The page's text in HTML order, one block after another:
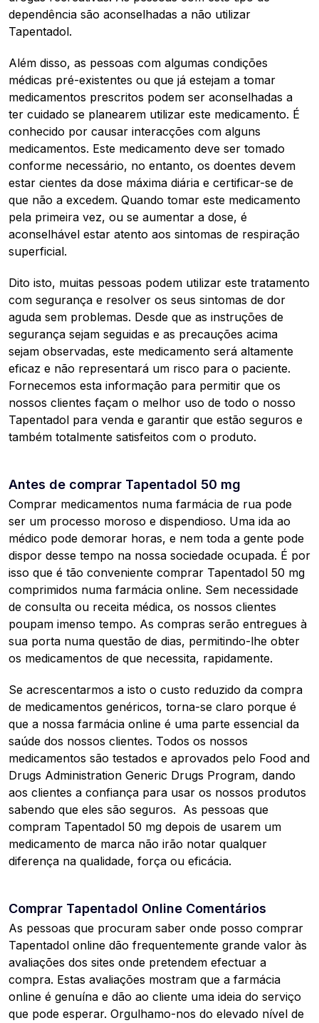
dependência são aconselhadas a não utilizar
Tapentadol.
Além disso, as pessoas com algumas condições
médicas pré-existentes ou que já estejam a tomar
medicamentos prescritos podem ser aconselhadas a
ter cuidado se planearem utilizar este medicamento. É
conhecido por causar interacções com alguns
medicamentos. Este medicamento deve ser tomado
conforme necessário, no entanto, os doentes devem
estar cientes da dose máxima diária e certificar-se de
que não a excedem. Quando tomar este medicamento
pela primeira vez, ou se aumentar a dose, é
aconselhável estar atento aos sintomas de respiração
superficial.
Dito isto, muitas pessoas podem utilizar este tratamento
com segurança e resolver os seus sintomas de dor
aguda sem problemas. Desde que as instruções de
segurança sejam seguidas e as precauções acima
sejam observadas, este medicamento será altamente
eficaz e não representará um risco para o paciente.
Fornecemos esta informação para permitir que os
nossos clientes façam o melhor uso de todo o nosso
Tapentadol para venda e garantir que estão seguros e
também totalmente satisfeitos com o produto.
Antes de comprar Tapentadol 50 mg
Comprar medicamentos numa farmácia de rua pode
ser um processo moroso e dispendioso. Uma ida ao
médico pode demorar horas, e nem toda a gente pode
dispor desse tempo na nossa sociedade ocupada. É por
isso que é tão conveniente comprar Tapentadol 50 mg
comprimidos numa farmácia online. Sem necessidade
de consulta ou receita médica, os nossos clientes
poupam imenso tempo. As compras serão entregues à
sua porta numa questão de dias, permitindo-lhe obter
os medicamentos de que necessita, rapidamente.
Se acrescentarmos a isto o custo reduzido da compra
de medicamentos genéricos, torna-se claro porque é
que a nossa farmácia online é uma parte essencial da
saúde dos nossos clientes. Todos os nossos
medicamentos são testados e aprovados pelo Food and
Drugs Administration Generic Drugs Program, dando
aos clientes a confiança para usar os nossos produtos
sabendo que eles são seguros. As pessoas que
compram Tapentadol 50 mg depois de usarem um
medicamento de marca não irão notar qualquer
diferença na qualidade, força ou eficácia.
Comprar Tapentadol Online Comentários
As pessoas que procuram saber onde posso comprar
Tapentadol online dão frequentemente grande valor às
avaliações dos sites onde pretendem efectuar a
compra. Estas avaliações mostram que a farmácia
online é genuína e dão ao cliente uma ideia do serviço
que pode esperar. Orgulhamo-nos do elevado nível de